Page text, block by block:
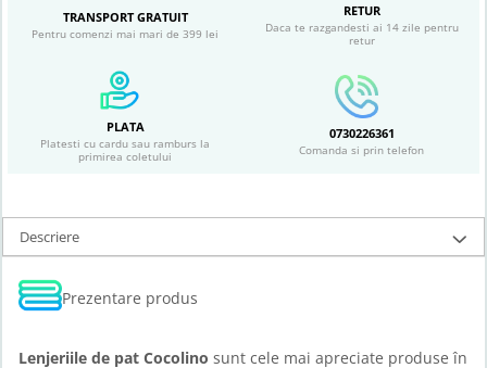
TRANSPORT GRATUIT
Pentru comenzi mai mari de 399 lei
RETUR
Daca te razgandesti ai 14 zile pentru
retur
PLATA
Platesti cu cardu sau ramburs la
primirea coletului
0730226361
Comanda si prin telefon
Descriere
Prezentare produs
Lenjeriile de pat Cocolinosunt cele mai apreciate produse în